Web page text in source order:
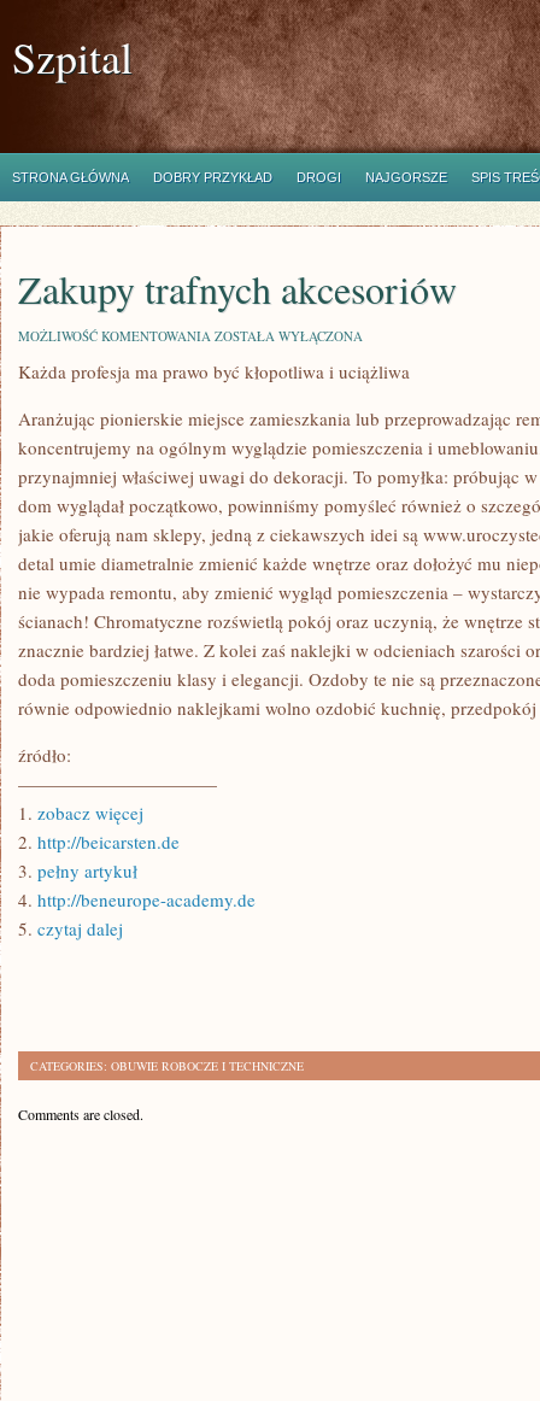
Szpital
STRONA GŁÓWNA DOBRY PRZYKŁAD DROGI NAJGORSZE SPIS
Zakupy trafnych akcesoriów
MOŻLIWOŚĆ KOMENTOWANIA ZAKUPY
AKCESORIÓW
ZOSTAŁA WYŁĄCZONA
Każda profesja ma prawo być kłopotliwa i uciążliwa
Aranżując pionierskie miejsce zamieszkania lub przeprowadzając
koncentrujemy na ogólnym wyglądzie pomieszczenia i
przynajmniej właściwej uwagi do dekoracji. To pomyłka: próbując
dom wyglądał początkowo, powinniśmy pomyśleć również o
jakie oferują nam sklepy, jedną z ciekawszych idei są
detal umie diametralnie zmienić każde wnętrze oraz dołożyć mu
nie wypada remontu, aby zmienić wygląd pomieszczenia –
ścianach! Chromatyczne rozświetlą pokój oraz uczynią, że wnętrze
znacznie bardziej łatwe. Z kolei zaś naklejki w odcieniach szarości
doda pomieszczeniu klasy i elegancji. Ozdoby te nie są
równie odpowiednio naklejkami wolno ozdobić kuchnię, przedpokój
źródło:
———————————
1. zobacz więcej
2. http://beicarsten.de
3. pełny artykuł
4. http://beneurope-academy.de
5. czytaj dalej
CATEGORIES: OBUWIE ROBOCZE I TECHNICZNE
Comments are closed.